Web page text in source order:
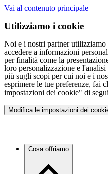
Vai al contenuto principale
Utilizziamo i cookie
Noi e i nostri partner
accedere a informazioni
per finalità come la
loro personalizzazione e
più sugli scopi per cui noi e i
esprimere le tue preferenze, fai
impostazioni dei cookie" di
Modifica le impostazioni dei
Cosa offriamo